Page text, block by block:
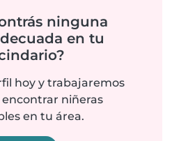
ninguna
en tu
hoy y trabajaremos
niñeras
en tu área.